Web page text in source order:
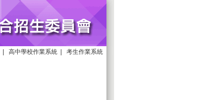
高中學校作業系統 考生作業系統